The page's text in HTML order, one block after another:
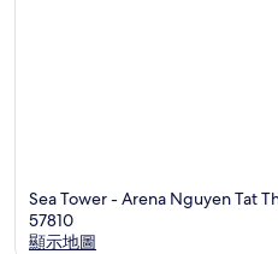
Sea Tower - Arena Nguyen Tat
57810
顯示地圖